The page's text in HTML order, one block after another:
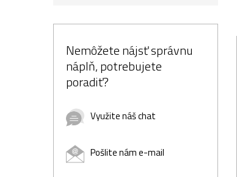
Nemôžete nájsť správnu
náplň, potrebujete
poradiť?
Využite náš chat
Pošlite nám e-mail